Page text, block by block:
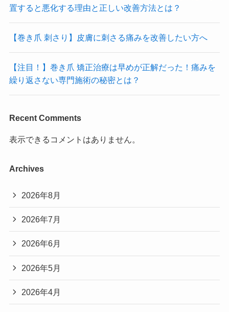
置すると悪化する理由と正しい改善方法とは？
【巻き爪 刺さり】皮膚に刺さる痛みを改善したい方へ
【注目！】巻き爪 矯正治療は早めが正解だった！痛みを
繰り返さない専門施術の秘密とは？
Recent Comments
表示できるコメントはありません。
Archives
2026年8月
2026年7月
2026年6月
2026年5月
2026年4月